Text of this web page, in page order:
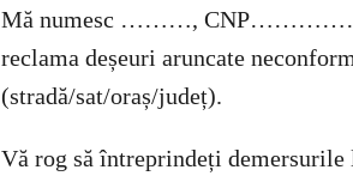
Mă numesc ………,
reclama deșeuri aruncate
(stradă/sat/oraș/județ).
Vă rog să întreprindeți